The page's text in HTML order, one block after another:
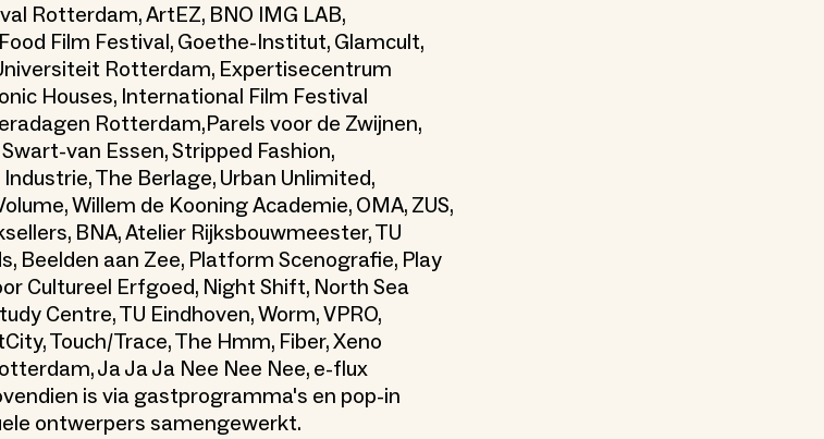
Rotterdam, ArtEZ, BNO IMG LAB,
Film Festival, Goethe-Institut, Glamcult,
Rotterdam, Expertisecentrum
Houses, International Film Festival
Rotterdam,Parels voor de Zwijnen,
van Essen, Stripped Fashion,
The Berlage, Urban Unlimited,
Willem de Kooning Academie, OMA, ZUS,
BNA, Atelier Rijksbouwmeester, TU
Beelden aan Zee, Platform Scenografie, Play
Cultureel Erfgoed, Night Shift, North Sea
Centre, TU Eindhoven, Worm, VPRO,
Touch/Trace, The Hmm, Fiber, Xeno
Ja Ja Ja Nee Nee Nee, e-flux
is via gastprogramma's en pop-in
ontwerpers samengewerkt.